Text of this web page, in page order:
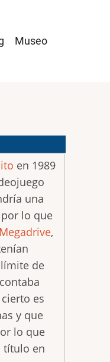
Museo
en 1989
una
lo que
Megadrive,
de
contaba
es
y que
lo que
título en